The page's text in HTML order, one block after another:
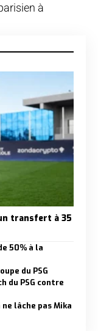
à
transfert à 35
50% à la
du PSG
du PSG contre
lâche pas Mika